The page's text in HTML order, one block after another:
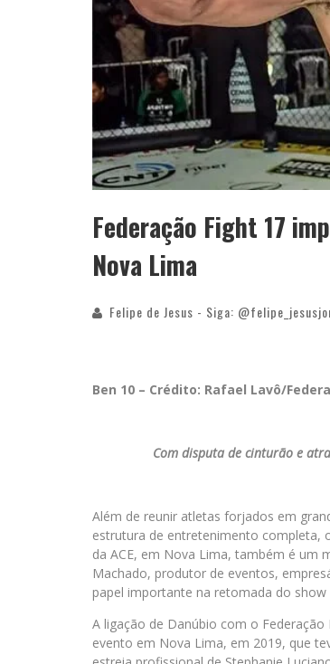
Federação Fight 17
Nova Lima
Felipe de Jesus - Siga:
Ben 10 – Crédito: Rafael Lavô/
Com disputa de cinturão e
Além de reunir atletas forjados em
estrutura de entretenimento completa,
da ACE, em Nova Lima, também é um
Machado, produtor de eventos,
papel importante na retomada do
A ligação de Danúbio com o
evento em Nova Lima, em 2019, que